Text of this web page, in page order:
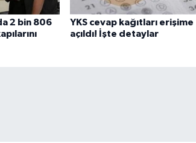
2 bin 806
YKS cevap kağıtları erişime
açıldı! İşte detaylar